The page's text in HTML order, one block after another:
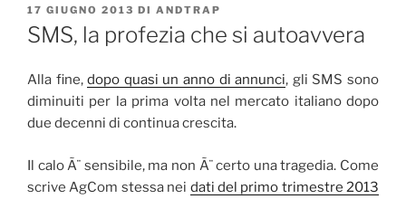
PUBBLICATO
IL
17 GIUGNO 2013 DI ANDTRAP
SMS, la profezia che si autoavvera
Alla fine,dopo quasi un anno di annunci, gli SMS sono
diminuiti per la prima volta nel mercato italiano dopo
due decenni di continua crescita.
Il calo Ã¨ sensibile, ma non Ã¨ certo una tragedia. Come
scrive AgCom stessa nei dati del primo trimestre 2013